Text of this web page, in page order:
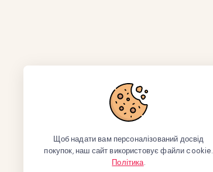
Щоб надати вам персоналізований досвід
покупок, наш сайт використовує файли cookie.
Політика.